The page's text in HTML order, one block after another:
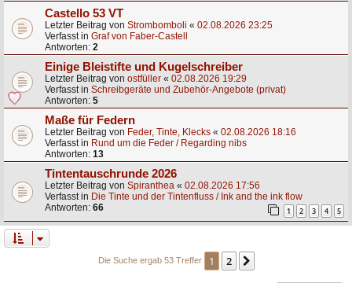
Castello 53 VT
Letzter Beitrag von Strombomboli « 02.08.2026 23:25
Verfasst in Graf von Faber-Castell
Antworten: 2
Einige Bleistifte und Kugelschreiber
Letzter Beitrag von ostfüller « 02.08.2026 19:29
Verfasst in Schreibgeräte und Zubehör-Angebote (privat)
Antworten: 5
Maße für Federn
Letzter Beitrag von Feder, Tinte, Klecks « 02.08.2026 18:16
Verfasst in Rund um die Feder / Regarding nibs
Antworten: 13
Tintentauschrunde 2026
Letzter Beitrag von Spiranthea « 02.08.2026 17:56
Verfasst in Die Tinte und der Tintenfluss / Ink and the ink flow
Antworten: 66 1 2 3 4 5
Die Suche ergab 53 Treffer 1 2